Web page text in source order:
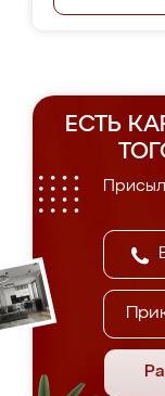
ЕСТЬ